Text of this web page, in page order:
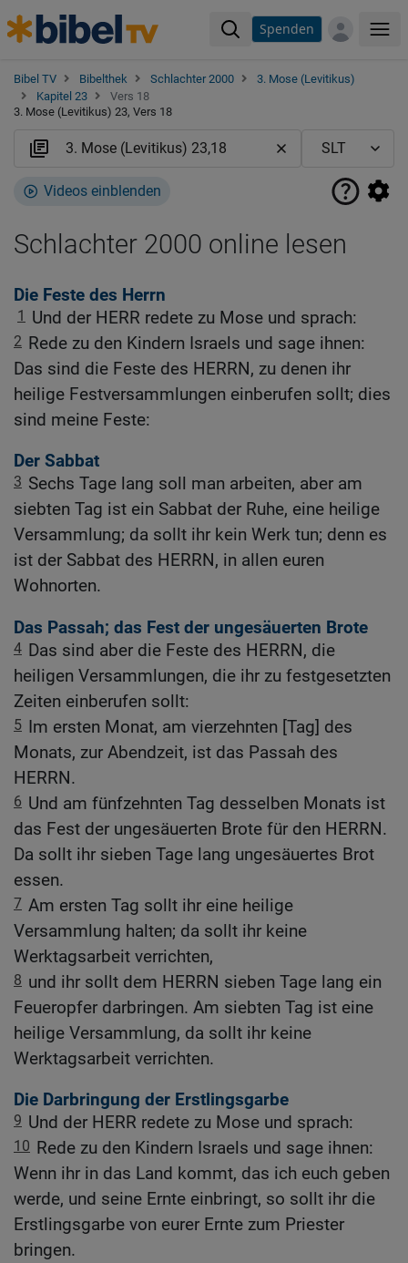
Spenden
Bibel TV Bibelthek Schlachter 2000
3. Mose (Levitikus)
Kapitel 23
Vers 18
3. Mose (Levitikus) 23, Vers 18
Videos einblenden
Schlachter 2000 online lesen
Die Feste des Herrn
1 Und der HERR redete zu Mose und sprach:
2 Rede zu den Kindern Israels und sage ihnen:
Das sind die Feste des HERRN, zu denen ihr
heilige Festversammlungen einberufen sollt; dies
sind meine Feste:
Der Sabbat
3 Sechs Tage lang soll man arbeiten, aber am
siebten Tag ist ein Sabbat der Ruhe, eine heilige
Versammlung; da sollt ihr kein Werk tun; denn es
ist der Sabbat des HERRN, in allen euren
Wohnorten.
Das Passah; das Fest der ungesäuerten Brote
4 Das sind aber die Feste des HERRN, die
heiligen Versammlungen, die ihr zu festgesetzten
Zeiten einberufen sollt:
5 Im ersten Monat, am vierzehnten [Tag] des
Monats, zur Abendzeit, ist das Passah des
HERRN.
6 Und am fünfzehnten Tag desselben Monats ist
das Fest der ungesäuerten Brote für den HERRN.
Da sollt ihr sieben Tage lang ungesäuertes Brot
essen.
7 Am ersten Tag sollt ihr eine heilige
Versammlung halten; da sollt ihr keine
Werktagsarbeit verrichten,
8 und ihr sollt dem HERRN sieben Tage lang ein
Feueropfer darbringen. Am siebten Tag ist eine
heilige Versammlung, da sollt ihr keine
Werktagsarbeit verrichten.
Die Darbringung der Erstlingsgarbe
9 Und der HERR redete zu Mose und sprach:
10 Rede zu den Kindern Israels und sage ihnen:
Wenn ihr in das Land kommt, das ich euch geben
werde, und seine Ernte einbringt, so sollt ihr die
Erstlingsgarbe von eurer Ernte zum Priester
bringen.